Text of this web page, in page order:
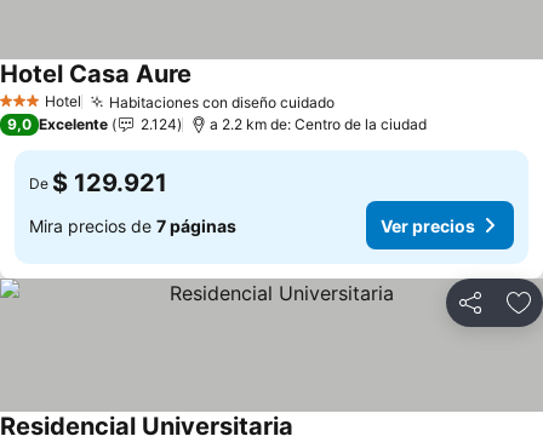
3 Estrellas
Hotel Habitaciones con diseño cuidadoVer precios
Hotel Casa Aure
9,0 Excelente 2.124 a 2.2 km de: Centro de la ciudad
De $ 129.921
Mira precios de 7 páginas Ver precios
Compartir
Residencial Universitaria